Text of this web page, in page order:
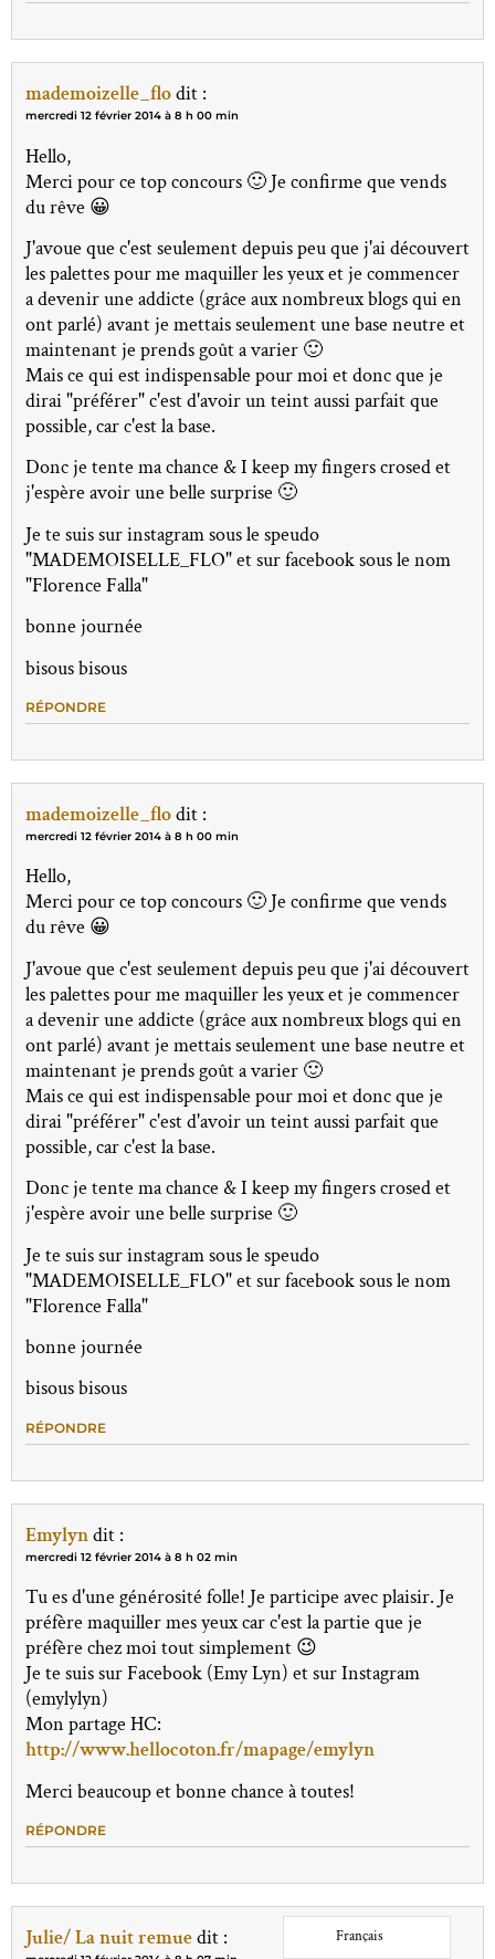
mademoizelle_flodit :
mercredi 12 février 2014 à 8 h 00 min
Hello,
Merci pour ce top concours 🙂 Je confirme que vends
du rêve 😀
J'avoue que c'est seulement depuis peu que j'ai découvert
les palettes pour me maquiller les yeux et je commencer
a devenir une addicte (grâce aux nombreux blogs qui en
ont parlé) avant je mettais seulement une base neutre et
maintenant je prends goût a varier 🙂
Mais ce qui est indispensable pour moi et donc que je
dirai "préférer" c'est d'avoir un teint aussi parfait que
possible, car c'est la base.
Donc je tente ma chance & I keep my fingers crosed et
j'espère avoir une belle surprise 🙂
Je te suis sur instagram sous le speudo
"MADEMOISELLE_FLO" et sur facebook sous le nom
"Florence Falla"
bonne journée
bisous bisous
RÉPONDRE
mademoizelle_flodit :
mercredi 12 février 2014 à 8 h 00 min
Hello,
Merci pour ce top concours 🙂 Je confirme que vends
du rêve 😀
J'avoue que c'est seulement depuis peu que j'ai découvert
les palettes pour me maquiller les yeux et je commencer
a devenir une addicte (grâce aux nombreux blogs qui en
ont parlé) avant je mettais seulement une base neutre et
maintenant je prends goût a varier 🙂
Mais ce qui est indispensable pour moi et donc que je
dirai "préférer" c'est d'avoir un teint aussi parfait que
possible, car c'est la base.
Donc je tente ma chance & I keep my fingers crosed et
j'espère avoir une belle surprise 🙂
Je te suis sur instagram sous le speudo
"MADEMOISELLE_FLO" et sur facebook sous le nom
"Florence Falla"
bonne journée
bisous bisous
RÉPONDRE
Emylyndit :
mercredi 12 février 2014 à 8 h 02 min
Tu es d'une générosité folle! Je participe avec plaisir. Je
préfère maquiller mes yeux car c'est la partie que je
préfère chez moi tout simplement 😉
Je te suis sur Facebook (Emy Lyn) et sur Instagram
(emylylyn)
Mon partage HC:
http://www.hellocoton.fr/mapage/emylyn
Merci beaucoup et bonne chance à toutes!
RÉPONDRE
Julie/ La nuit remuedit : Français